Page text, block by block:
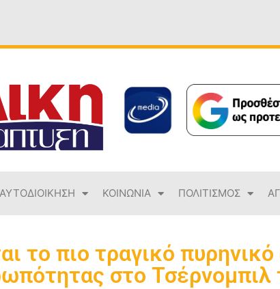
ΑΥΤΟΔΙΟΙΚΗΣΗ ΚΟΙΝΩΝΙΑ ΠΟΛΙΤΙΣΜΟΣ
το πιο τραγικό
στο Τσέρνομπιλ